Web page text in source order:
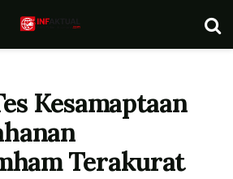
Kesamaptaan
Terakurat